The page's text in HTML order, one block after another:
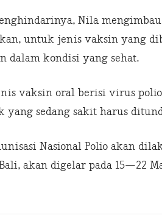
Nila mengimbau
untuk jenis vaksin yang
dalam kondisi yang sehat.
vaksin oral berisi virus
yang sedang sakit harus
Nasional Polio akan
akan digelar pada 15—22